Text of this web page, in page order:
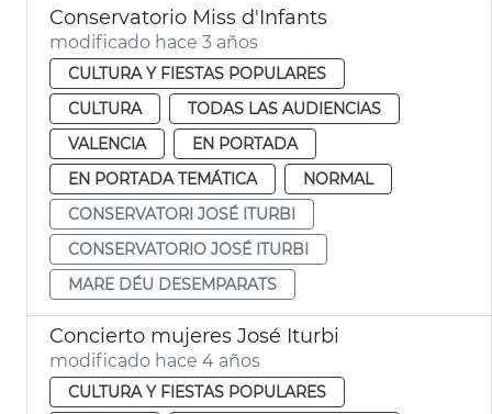
Conservatorio Miss d'Infants
modificado hace 3 años
CULTURA Y FIESTAS POPULARES
CULTURA
TODAS LAS AUDIENCIAS
VALENCIA
EN PORTADA
EN PORTADA TEMÁTICA
NORMAL
CONSERVATORI JOSÉ ITURBI
CONSERVATORIO JOSÉ ITURBI
MARE DÉU DESEMPARATS
Concierto mujeres José Iturbi
modificado hace 4 años
CULTURA Y FIESTAS POPULARES